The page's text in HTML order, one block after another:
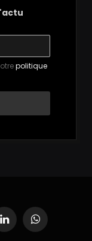
politique
LinkedInWhatsApp